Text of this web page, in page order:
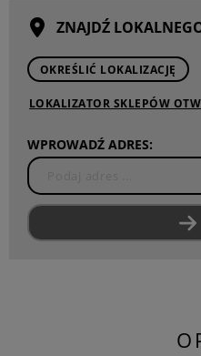
ZNAJDŹ
OKREŚLIĆ LOKALIZACJĘ
LOKALIZATOR SKLEPÓW
WPROWADŹ ADRES: